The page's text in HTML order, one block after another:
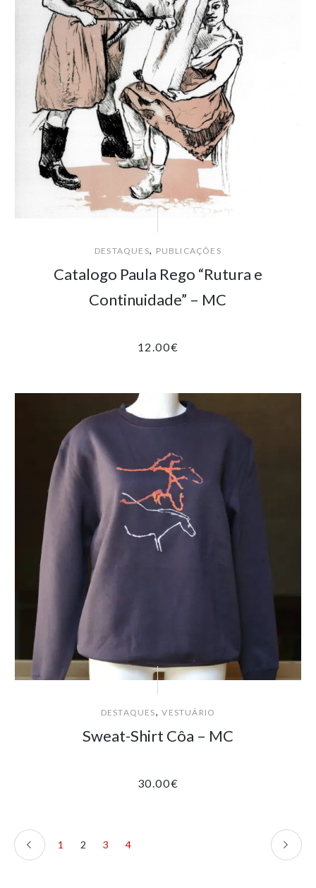
DESTAQUES, PUBLICAÇÕES
Catalogo Paula Rego “Rutura e
Continuidade” – MC
12.00€
DESTAQUES,VESTUÁRIO
Sweat-Shirt Côa – MC
30.00€
1 2 3 4